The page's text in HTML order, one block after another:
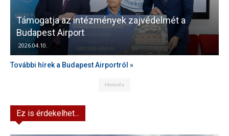
Támogatja az intézmények zajvédelmét a
Budapest Airport
2026.04.10.
További hírek a Budapest Airportról »
Hirdetés
Ez is érdekelhet...